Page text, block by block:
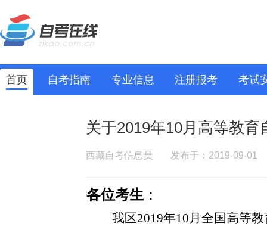
首页 自考指南 专业信息 注册报考 考试
关于2019年10月高等教
西藏自考信息员 发布于：2019-09-01
各位考生：
我区2019年10月 全国高等